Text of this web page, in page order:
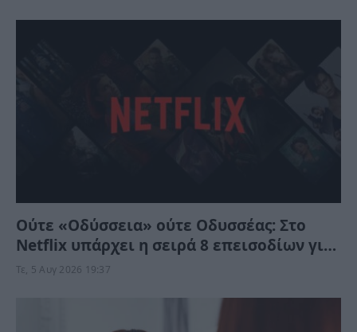
Ούτε «Οδύσσεια» ούτε Οδυσσέας: Στο
Netflix υπάρχει η σειρά 8 επεισοδίων για
να απολαύσετε τον Όμηρο χωρίς να
Τε, 5 Αυγ 2026 19:37